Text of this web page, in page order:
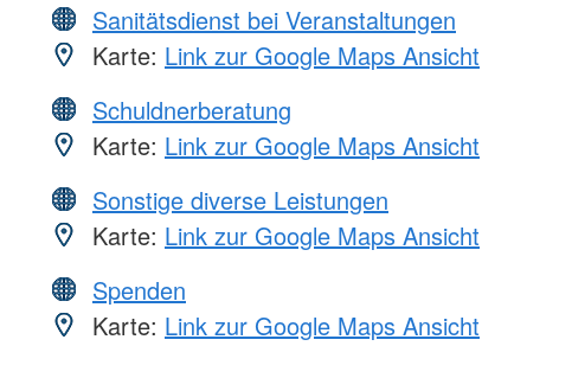
Sanitätsdienst bei Veranstaltungen
Karte: Link zur Google Maps Ansicht
Schuldnerberatung
Karte: Link zur Google Maps Ansicht
Sonstige diverse Leistungen
Karte: Link zur Google Maps Ansicht
Spenden
Karte: Link zur Google Maps Ansicht